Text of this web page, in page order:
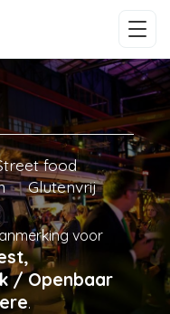
food
Glutenvrij
voor
/ Openbaar
.